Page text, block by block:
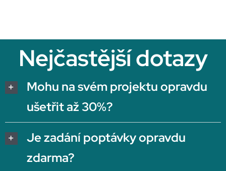
Nejčastější dotazy
Mohu na svém projektu opravdu
ušetřit až 30%?
Je zadání poptávky opravdu
zdarma?